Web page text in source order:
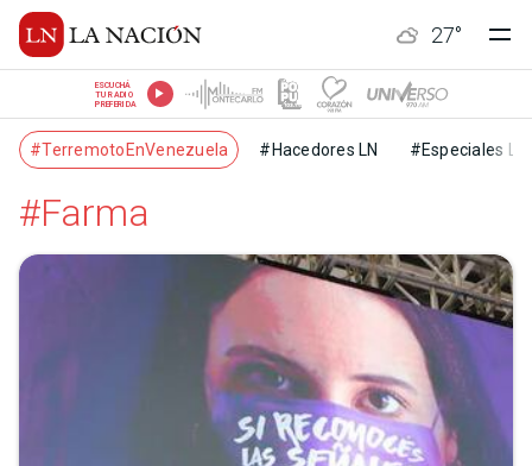
27°
ESCUCHÁ
TU RADIO
PREFERIDA
#TerremotoEnVenezuela #Hacedores LN #Especiales LN
#Farma